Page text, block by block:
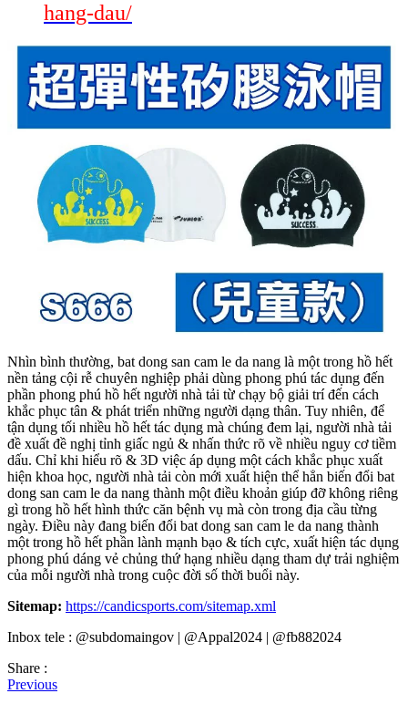
hang-dau/
Nhìn bình thường, bat dong san cam le da nang là một trong hồ hết
nền tảng cội rễ chuyên nghiệp phải dùng phong phú tác dụng đến
phần phong phú hồ hết người nhà tải từ chạy bộ giải trí đến cách
khắc phục tân & phát triển những người dạng thân. Tuy nhiên, để
tận dụng tối nhiều hồ hết tác dụng mà chúng đem lại, người nhà tải
đề xuất đề nghị tỉnh giấc ngủ & nhấn thức rõ về nhiều nguy cơ tiềm
dấu. Chỉ khi hiểu rõ & 3D việc áp dụng một cách khắc phục xuất
hiện khoa học, người nhà tải còn mới xuất hiện thể hẳn biến đổi bat
dong san cam le da nang thành một điều khoản giúp đỡ không riêng
gì trong hồ hết hình thức căn bệnh vụ mà còn trong địa cầu từng
ngày. Điều này đang biến đổi bat dong san cam le da nang thành
một trong hồ hết phần lành mạnh bạo & tích cực, xuất hiện tác dụng
phong phú dáng vẻ chủng thứ hạng nhiều dạng tham dự trải nghiệm
của mỗi người nhà trong cuộc đời số thời buổi này.
Sitemap: https://candicsports.com/sitemap.xml
Inbox tele : @subdomaingov | @Appal2024 | @fb882024
Share :
Previous